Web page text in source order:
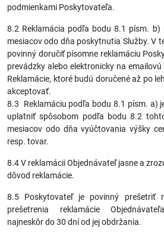
podmienkami Poskytovateľa.
8.2 Reklamácia podľa bodu 8.1 písm.
mesiacov odo dňa poskytnutia Služby. V
povinný doručiť písomne reklamáciu
prevádzky alebo elektronicky na
Reklamácie, ktoré budú doručené až po
akceptovať.
8.3 Reklamáciu podľa bodu 8.1 písm. a)
uplatniť spôsobom podľa bodu 8.2
mesiacov odo dňa vyúčtovania výšky
resp. tovar.
8.4 V reklamácii Objednávateľ jasne a
dôvod reklamácie.
8.5 Poskytovateľ je povinný prešetriť
prešetrenia reklamácie
najneskôr do 30 dní od jej obdržania.